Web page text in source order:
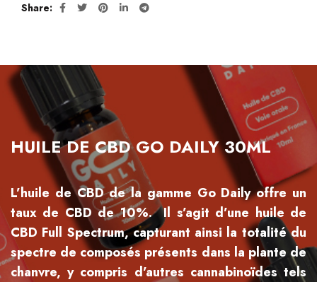
Share
HUILE DE CBD GO DAILY 30ML
L’huile de CBD de la gamme Go Daily offre un
taux de CBD de 10%. Il s’agit d’une huile de
CBD Full Spectrum, capturant ainsi la totalité du
spectre de composés présents dans la plante de
chanvre, y compris d’autres cannabinoïdes tels